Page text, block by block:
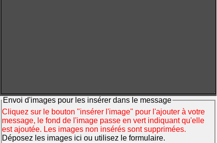
Envoi d'images pour les insérer dans le message
Cliquez sur le bouton "insérer l'image" pour l'ajouter à votre
message, le fond de l'image passe en vert indiquant qu'elle
est ajoutée. Les images non insérés sont supprimées.
Déposez les images ici ou utilisez le formulaire.